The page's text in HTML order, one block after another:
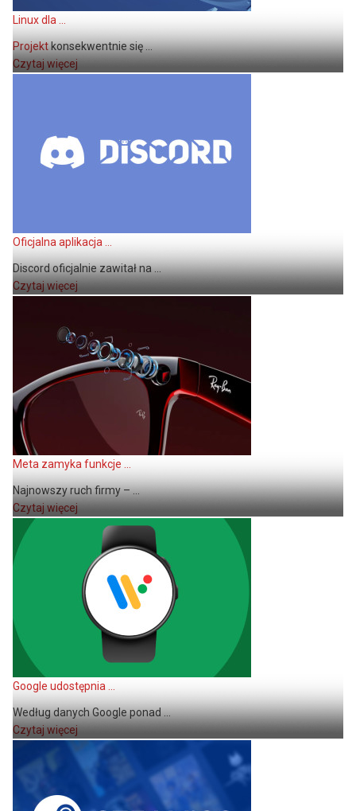
Linux dla ...
Projektkonsekwentnie się ...
Czytaj więcej
Oficjalna aplikacja ...
Discord oficjalnie zawitał na ...
Czytaj więcej
Meta zamyka funkcje ...
Najnowszy ruch firmy – ...
Czytaj więcej
Google udostępnia ...
Według danych Google ponad ...
Czytaj więcej